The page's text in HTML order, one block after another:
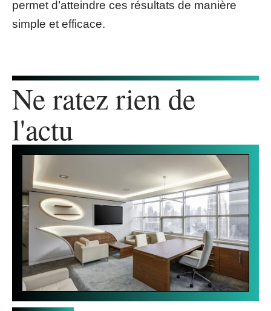
permet d’atteindre ces résultats de manière
simple et efficace.
Ne ratez rien de
l'actu